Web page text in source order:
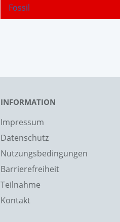
Fossil
INFORMATION
Impressum
Datenschutz
Nutzungsbedingungen
Barrierefreiheit
Teilnahme
Kontakt